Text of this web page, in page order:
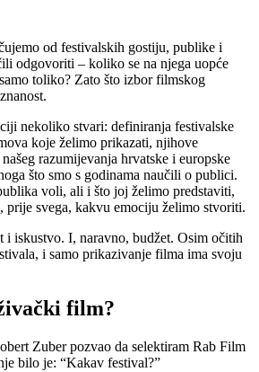
od festivalskih gostiju, publike i
odgovoriti – koliko se na njega uopće
toliko? Zato što izbor filmskog
nekoliko stvari: definiranja festivalske
koje želimo prikazati, njihove
razumijevanja hrvatske i europske
što smo s godinama naučili o publici.
voli, ali i što joj želimo predstaviti,
prije svega, kakvu emociju želimo stvoriti.
i iskustvo. I, naravno, budžet. Osim očitih
i samo prikazivanje filma ima svoju
film?
Zuber pozvao da selektiram Rab Film
bilo je: “Kakav festival?”